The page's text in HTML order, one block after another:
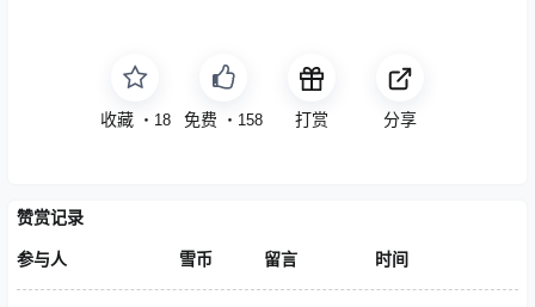
收藏 ・ 18 免费 ・ 158 打赏 分享
赞赏记录
参与人 雪币 留言 时间